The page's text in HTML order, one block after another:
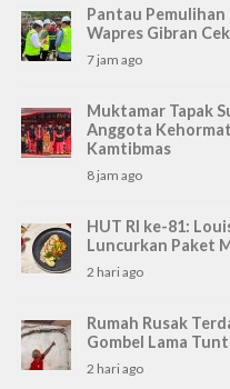
Pantau Pemulihan
Wapres Gibran
7 jam ago
Muktamar Tapak
Anggota
Kamtibmas
8 jam ago
HUT RI ke-81:
Luncurkan Paket
2 hari ago
Rumah Rusak
Gombel Lama
2 hari ago